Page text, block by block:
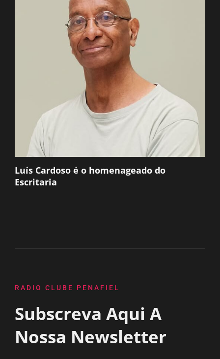
Luís Cardoso é o homenageado do
Escritaria
RADIO CLUBE PENAFIEL
Subscreva Aqui A
Nossa Newsletter